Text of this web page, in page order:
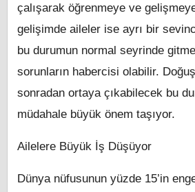
çalışarak öğrenmeye ve
gelişimde aileler ise ayrı bir
bu durumun normal seyrinde
sorunların habercisi olabilir.
sonradan ortaya çıkabilecek bu
müdahale büyük önem taşıyor.
Ailelere Büyük İş Düşüyor
Dünya nüfusunun yüzde 15’in